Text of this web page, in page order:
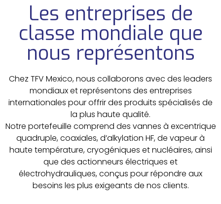
Les entreprises de
classe mondiale que
nous représentons
Chez TFV Mexico, nous collaborons avec des leaders
mondiaux et représentons des entreprises
internationales pour offrir des produits spécialisés de
la plus haute qualité.
Notre portefeuille comprend des vannes à excentrique
quadruple, coaxiales, d’alkylation HF, de vapeur à
haute température, cryogéniques et nucléaires, ainsi
que des actionneurs électriques et
électrohydrauliques, conçus pour répondre aux
besoins les plus exigeants de nos clients.